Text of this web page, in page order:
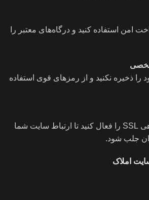
امن استفاده کنید و درگاه‌های معتبر را
را ذخیره نکنید و از رمزهای قوی استفاده
پس از خرید هاست، گواهی SSL را فعال کنید تا ارتباط سایت شما
جلب شود.
املاک